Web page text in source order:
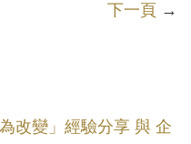
下一頁 →
改變」經驗分享 與 企